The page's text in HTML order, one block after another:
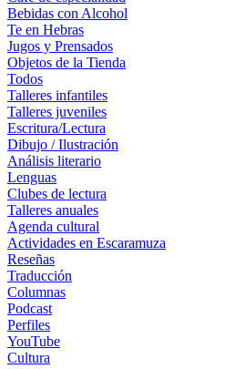
Bebidas con Alcohol
Te en Hebras
Jugos y Prensados
Objetos de la Tienda
Todos
Talleres infantiles
Talleres juveniles
Escritura/Lectura
Dibujo / Ilustración
Análisis literario
Lenguas
Clubes de lectura
Talleres anuales
Agenda cultural
Actividades en Escaramuza
Reseñas
Traducción
Columnas
Podcast
Perfiles
YouTube
Cultura